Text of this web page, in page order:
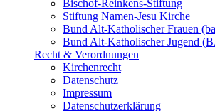
Bischof-Reinkens-Stiftung
Stiftung Namen-Jesu Kirche
Bund Alt-Katholischer Frauen
Bund Alt-Katholischer Jugend
Recht & Verordnungen
Kirchenrecht
Datenschutz
Impressum
Datenschutzerklärung